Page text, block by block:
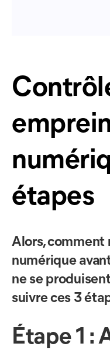
étapes
Alors, comment
numérique
ne se
suivre ces 3
Étape 1 :